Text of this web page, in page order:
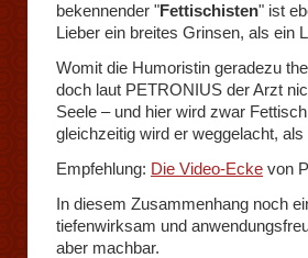
bekennender "Fettischisten" ist
Lieber ein breites Grinsen, als ein
Womit die Humoristin geradezu
doch laut PETRONIUS der Arzt
Seele – und hier wird zwar
gleichzeitig wird er weggelacht,
Empfehlung: Die Video-Ecke von
In diesem Zusammenhang noch
tiefenwirksam und
aber machbar.